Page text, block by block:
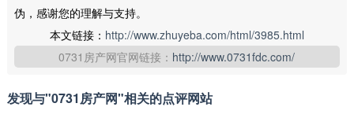
伪，感谢您的理解与支持。
本文链接： http://www.zhuyeba.com/html/3985.html
0731房产网官网链接： http://www.0731fdc.com/
发现与"0731房产网"相关的点评网站